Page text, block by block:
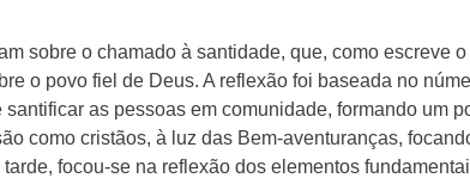
sobre o chamado à santidade, que, como escreve
o povo fiel de Deus. A reflexão foi baseada no
as pessoas em comunidade, formando um
como cristãos, à luz das Bem-aventuranças,
focou-se na reflexão dos elementos